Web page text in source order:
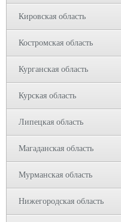
Кировская область
Костромская область
Курганская область
Курская область
Липецкая область
Магаданская область
Мурманская область
Нижегородская область